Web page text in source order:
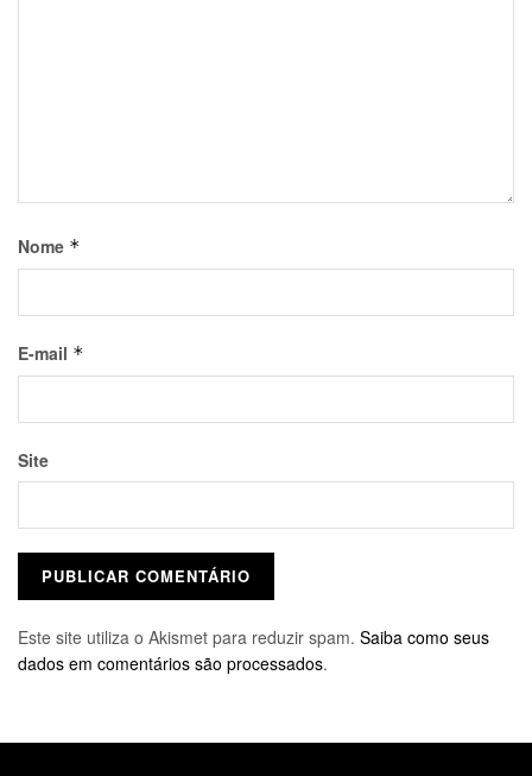
Nome *
E-mail *
Site
Este site utiliza o Akismet para reduzir spam. Saiba como seus
dados em comentários são processados.